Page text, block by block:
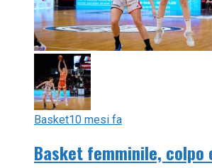
Basket10 mesi fa
Basket femminile, colpo